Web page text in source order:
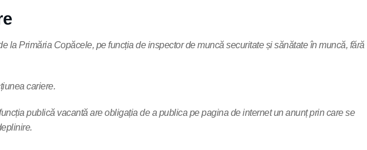
la Primăria Copăcele, pe funcția de inspector de muncă securitate și sănătate în muncă, fără
cariere.
publică vacantă are obligația de a publica pe pagina de internet un anunț prin care se